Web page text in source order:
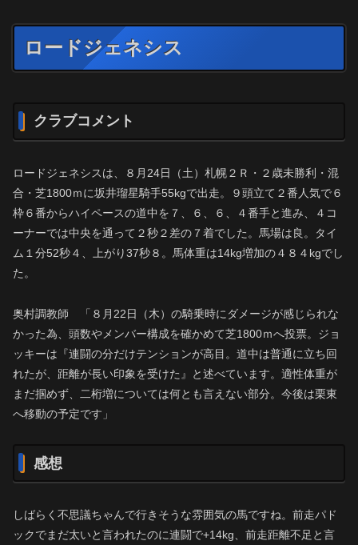
ロードジェネシス
クラブコメント
ロードジェネシスは、８月24日（土）札幌２Ｒ・２歳未勝利・混
合・芝1800ｍに坂井瑠星騎手55kgで出走。９頭立て２番人気で６
枠６番からハイペースの道中を７、６、６、４番手と進み、４コ
ーナーでは中央を通って２秒２差の７着でした。馬場は良。タイ
ム１分52秒４、上がり37秒８。馬体重は14kg増加の４８４kgでし
た。
奥村調教師 「８月22日（木）の騎乗時にダメージが感じられな
かった為、頭数やメンバー構成を確かめて芝1800ｍへ投票。ジョ
ッキーは『連闘の分だけテンションが高目。道中は普通に立ち回
れたが、距離が長い印象を受けた』と述べています。適性体重が
まだ掴めず、二桁増については何とも言えない部分。今後は栗東
へ移動の予定です」
感想
しばらく不思議ちゃんで行きそうな雰囲気の馬ですね。前走パド
ックでまだ太いと言われたのに連闘で+14kg、前走距離不足と言